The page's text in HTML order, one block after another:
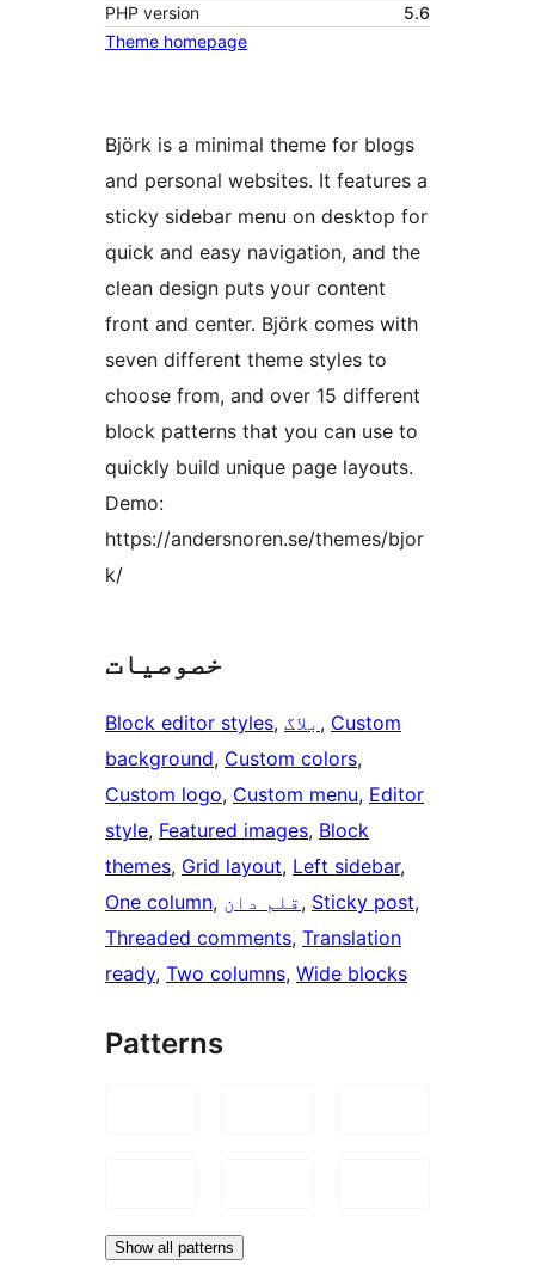
PHP version
5.6
Theme homepage
Björk is a minimal theme for blogs
and personal websites. It features a
sticky sidebar menu on desktop for
quick and easy navigation, and the
clean design puts your content
front and center. Björk comes with
seven different theme styles to
choose from, and over 15 different
block patterns that you can use to
quickly build unique page layouts.
Demo:
https://andersnoren.se/themes/bjor
k/
خصوصیات
Block editor styles, بلاگ , Custom
background, Custom colors
Custom logo, Custom menu, Editor
style, Featured images, Block
themes, Grid layout, Left sidebar
One column, قلم دان , Sticky post
Threaded comments, Translation
ready, Two columns, Wide blocks
Patterns
Show all patterns